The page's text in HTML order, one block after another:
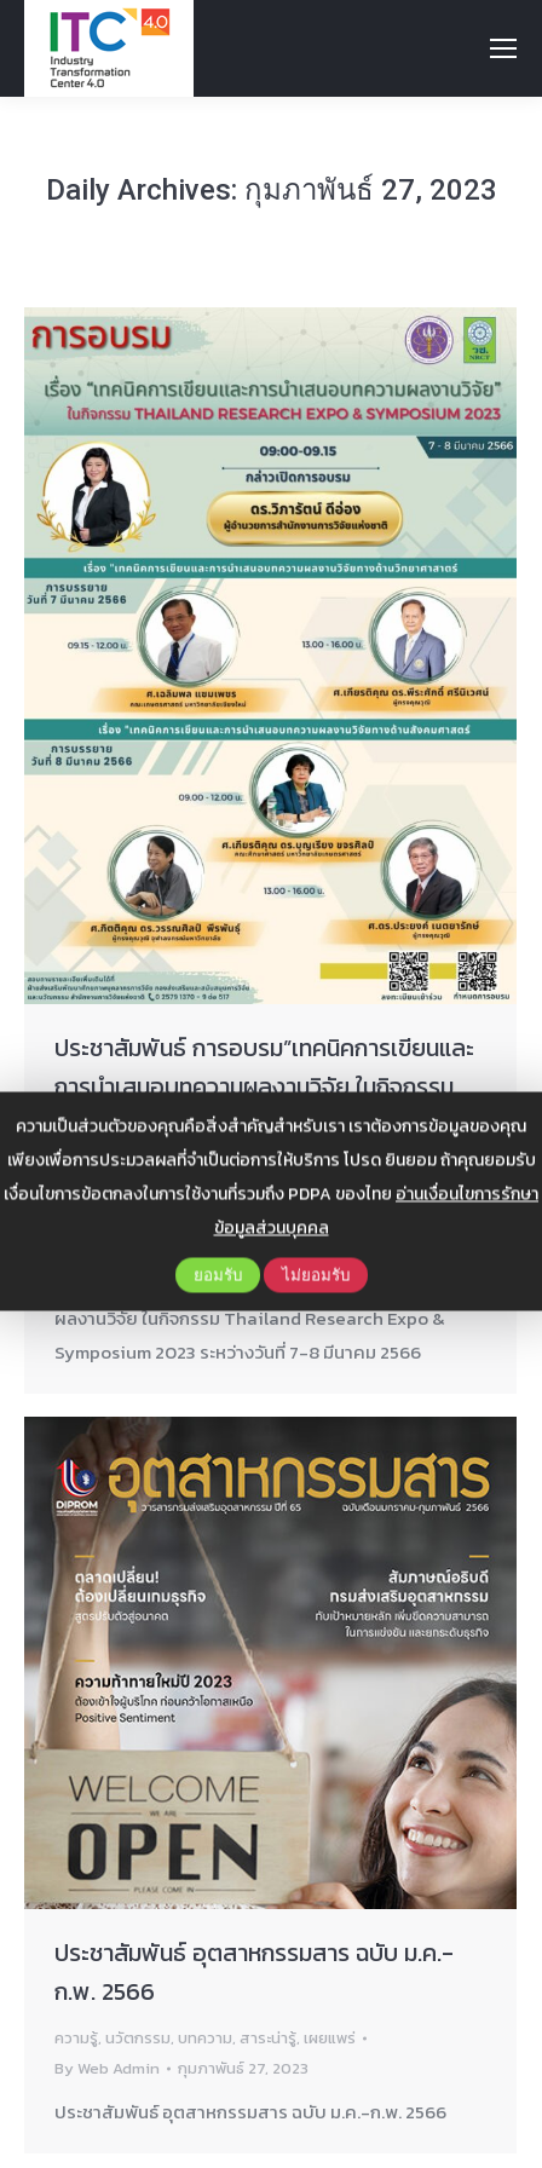
ความเป็นส่วนตัวของคุณคือสิ่งสำคัญสำหรับเรา เราต้องการข้อมูลของคุณ
เพียงเพื่อการประมวลผลที่จำเป็นต่อการให้บริการ โปรด ยินยอม ถ้าคุณยอมรับ
เงื่อนไขการข้อตกลงในการใช้งานที่รวมถึง PDPA ของไทยอ่านเงื่อนไขการรักษา
ข้อมูลส่วนบุคคล
ยอมรับ ไม่ยอมรับ
Daily Archives: กุมภาพันธ์ 27, 2023
ประชาสัมพันธ์ การอบรม”เทคนิคการเขียนและ
การนำเสนอบทความผลงานวิจัย ในกิจกรรม
Thailand Research Expo & Symposium
2023
การอบรมเรื่อง “เทคนิคการเขียนและการนำเสนอบทความ
ผลงานวิจัย ในกิจกรรม Thailand Research Expo &
Symposium 2023 ระหว่างวันที่ 7-8 มีนาคม 2566
ประชาสัมพันธ์ อุตสาหกรรมสาร ฉบับ ม.ค.-
ก.พ. 2566
ความรู้, นวัตกรรม, บทความ, สาระน่ารู้, เผยแพร่
By Web Admin กุมภาพันธ์ 27, 2023
ประชาสัมพันธ์ อุตสาหกรรมสาร ฉบับ ม.ค.-ก.พ. 2566